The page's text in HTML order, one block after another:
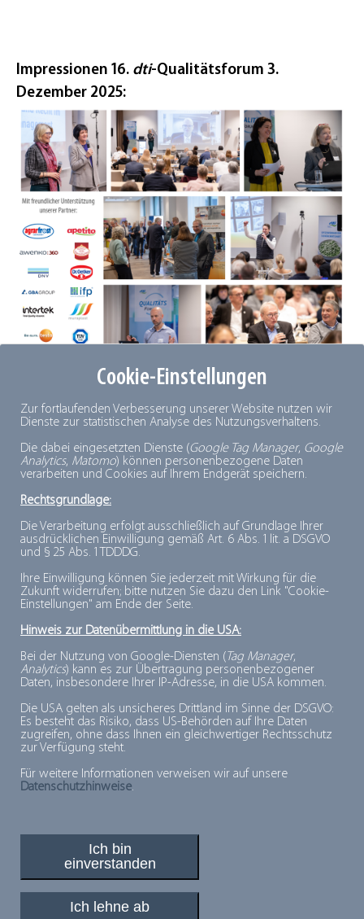
Cookie-Einstellungen
Zur fortlaufenden Verbesserung unserer Website nutzen wir
Dienste zur statistischen Analyse des Nutzungsverhaltens.
Die dabei eingesetzten Dienste (Google Tag Manager, Google
Analytics, Matomo) können personenbezogene Daten
verarbeiten und Cookies auf Ihrem Endgerät speichern.
Rechtsgrundlage:
Die Verarbeitung erfolgt ausschließlich auf Grundlage Ihrer
ausdrücklichen Einwilligung gemäß Art. 6 Abs. 1 lit. a DSGVO
und § 25 Abs. 1 TDDDG.
Ihre Einwilligung können Sie jederzeit mit Wirkung für die
Zukunft widerrufen; bitte nutzen Sie dazu den Link "Cookie-
Einstellungen" am Ende der Seite.
Hinweis zur Datenübermittlung in die USA:
Bei der Nutzung von Google-Diensten (Tag Manager,
Analytics) kann es zur Übertragung personenbezogener
Daten, insbesondere Ihrer IP-Adresse, in die USA kommen.
Die USA gelten als unsicheres Drittland im Sinne der DSGVO:
Es besteht das Risiko, dass US-Behörden auf Ihre Daten
zugreifen, ohne dass Ihnen ein gleichwertiger Rechtsschutz
zur Verfügung steht.
Für weitere Informationen verweisen wir auf unsere
Datenschutzhinweise.
Ich bin
einverstanden
Ich lehne ab
Impressionen 16. dti-Qualitätsforum 3.
Dezember 2025:
Kontakt:
Referentin Qualitätsmanagement/ Nachhaltigkeit
Juliane Zander
Tel.: +49 30 2809 362 - 13
Mail:zander@tiefkuehlkost.de
PLUSPUNKTE FÜR MINUSGRADE